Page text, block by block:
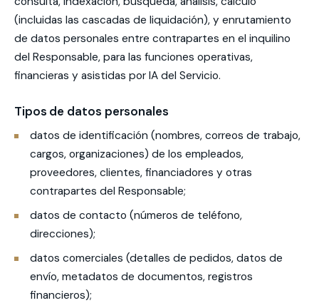
(incluidas las cascadas de liquidación), y enrutamiento
de datos personales entre contrapartes en el inquilino
del Responsable, para las funciones operativas,
financieras y asistidas por IA del Servicio.
Tipos de datos personales
datos de identificación (nombres, correos de trabajo,
cargos, organizaciones) de los empleados,
proveedores, clientes, financiadores y otras
contrapartes del Responsable;
datos de contacto (números de teléfono,
direcciones);
datos comerciales (detalles de pedidos, datos de
envío, metadatos de documentos, registros
financieros);